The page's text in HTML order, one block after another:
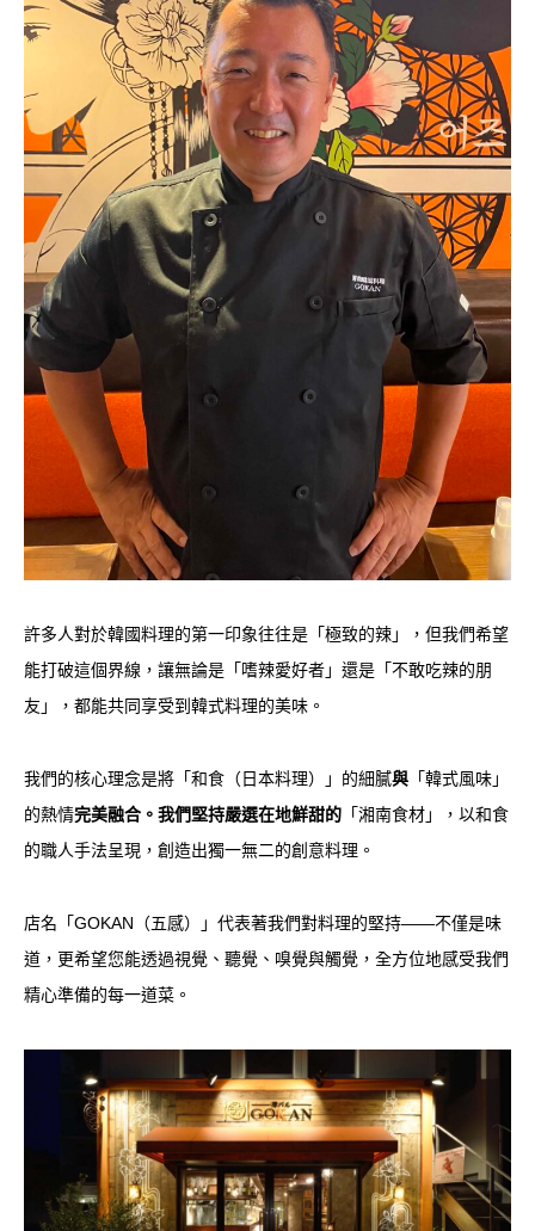
許多人對於韓國料理的第一印象往往是「極致的辣」，但我們希望
能打破這個界線，讓無論是「嗜辣愛好者」還是「不敢吃辣的朋
友」，都能共同享受到韓式料理的美味。
我們的核心理念是將「和食（日本料理）」的細膩與 「韓式風味」
的熱情完美融合。我們堅持嚴選在地鮮甜的 「湘南食材」，以和食
的職人手法呈現，創造出獨一無二的創意料理。
店名「GOKAN（五感）」代表著我們對料理的堅持——不僅是味
道，更希望您能透過視覺、聽覺、嗅覺與觸覺，全方位地感受我們
精心準備的每一道菜。